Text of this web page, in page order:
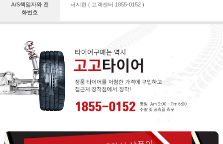
A/S책임자와 전
화번호
서시현 ( 고객센터 1855-0152 )